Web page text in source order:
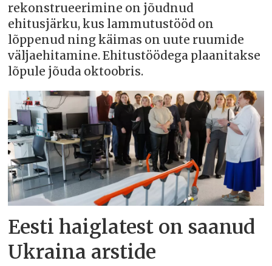
rekonstrueerimine on jõudnud
ehitusjärku, kus lammutustööd on
lõppenud ning käimas on uute ruumide
väljaehitamine. Ehitustöödega plaanitakse
lõpule jõuda oktoobris.
Eesti haiglatest on saanud
Ukraina arstide